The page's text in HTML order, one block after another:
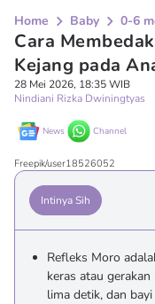
Home Baby 0-6
Cara
Kejang pada
28 Mei 2026, 18:35 WIB
Nindiani Rizka Dwiningtyas
News Channel
Freepik/user18526052
Intinya Sih
Refleks Moro
keras atau
lima detik, dan